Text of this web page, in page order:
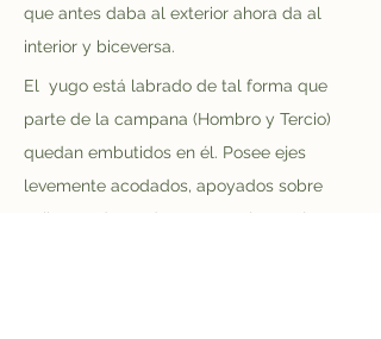
que antes daba al exterior ahora da al
interior y biceversa.
El  yugo está labrado de tal forma que
parte de la campana (Hombro y Tercio)
quedan embutidos en él. Posee ejes
levemente acodados, apoyados sobre
cojinetes de madera. Estos ejes están